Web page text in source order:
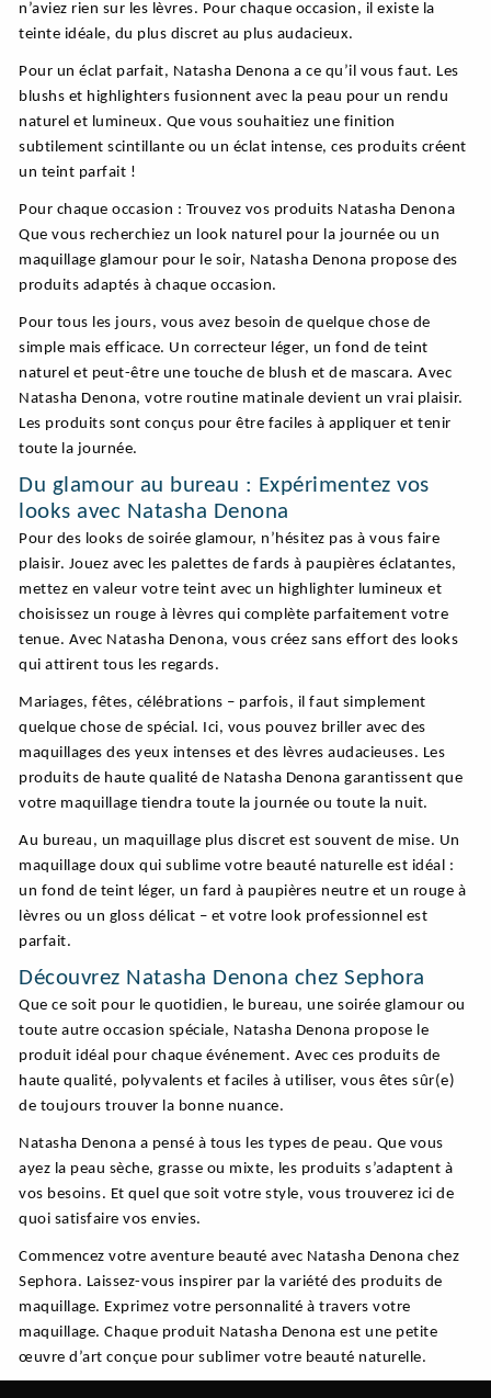
n’aviez rien sur les lèvres. Pour chaque occasion, il existe la
teinte idéale, du plus discret au plus audacieux.
Pour un éclat parfait, Natasha Denona a ce qu’il vous faut. Les
blushs et highlighters fusionnent avec la peau pour un rendu
naturel et lumineux. Que vous souhaitiez une finition
subtilement scintillante ou un éclat intense, ces produits créent
un teint parfait !
Pour chaque occasion : Trouvez vos produits Natasha Denona
Que vous recherchiez un look naturel pour la journée ou un
maquillage glamour pour le soir, Natasha Denona propose des
produits adaptés à chaque occasion.
Pour tous les jours, vous avez besoin de quelque chose de
simple mais efficace. Un correcteur léger, un fond de teint
naturel et peut-être une touche de blush et de mascara. Avec
Natasha Denona, votre routine matinale devient un vrai plaisir.
Les produits sont conçus pour être faciles à appliquer et tenir
toute la journée.
Du glamour au bureau : Expérimentez vos
looks avec Natasha Denona
Pour des looks de soirée glamour, n’hésitez pas à vous faire
plaisir. Jouez avec les palettes de fards à paupières éclatantes,
mettez en valeur votre teint avec un highlighter lumineux et
choisissez un rouge à lèvres qui complète parfaitement votre
tenue. Avec Natasha Denona, vous créez sans effort des looks
qui attirent tous les regards.
Mariages, fêtes, célébrations – parfois, il faut simplement
quelque chose de spécial. Ici, vous pouvez briller avec des
maquillages des yeux intenses et des lèvres audacieuses. Les
produits de haute qualité de Natasha Denona garantissent que
votre maquillage tiendra toute la journée ou toute la nuit.
Au bureau, un maquillage plus discret est souvent de mise. Un
maquillage doux qui sublime votre beauté naturelle est idéal :
un fond de teint léger, un fard à paupières neutre et un rouge à
lèvres ou un gloss délicat – et votre look professionnel est
parfait.
Découvrez Natasha Denona chez Sephora
Que ce soit pour le quotidien, le bureau, une soirée glamour ou
toute autre occasion spéciale, Natasha Denona propose le
produit idéal pour chaque événement. Avec ces produits de
haute qualité, polyvalents et faciles à utiliser, vous êtes sûr(e)
de toujours trouver la bonne nuance.
Natasha Denona a pensé à tous les types de peau. Que vous
ayez la peau sèche, grasse ou mixte, les produits s’adaptent à
vos besoins. Et quel que soit votre style, vous trouverez ici de
quoi satisfaire vos envies.
Commencez votre aventure beauté avec Natasha Denona chez
Sephora. Laissez-vous inspirer par la variété des produits de
maquillage. Exprimez votre personnalité à travers votre
maquillage. Chaque produit Natasha Denona est une petite
œuvre d’art conçue pour sublimer votre beauté naturelle.